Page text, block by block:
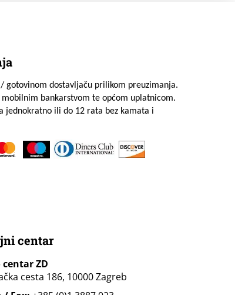
gotovinom dostavljaču prilikom preuzimanja.
bankarstvom te općom uplatnicom.
jednokratno ili do 12 rata bez kamata i
centar
ZD
cesta 186, 10000 Zagreb